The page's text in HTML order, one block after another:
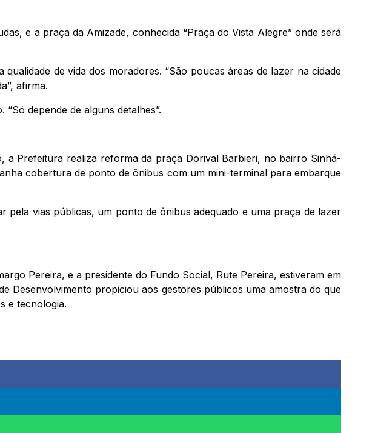
e a praça da Amizade, conhecida “Praça do Vista Alegre” onde será
de vida dos moradores. “São poucas áreas de lazer na cidade
afirma.
depende de alguns detalhes”.
a Prefeitura realiza reforma da praça Dorival Barbieri, no bairro Sinhá-
cobertura de ponto de ônibus com um mini-terminal para embarque
vias públicas, um ponto de ônibus adequado e uma praça de lazer
Pereira, e a presidente do Fundo Social, Rute Pereira, estiveram em
Desenvolvimento propiciou aos gestores públicos uma amostra do que
e tecnologia.